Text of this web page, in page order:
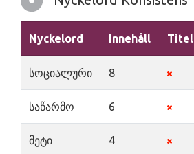
Nyckelord Innehåll Titel
სოციალური 8
საწარმო 6
მეტი 4